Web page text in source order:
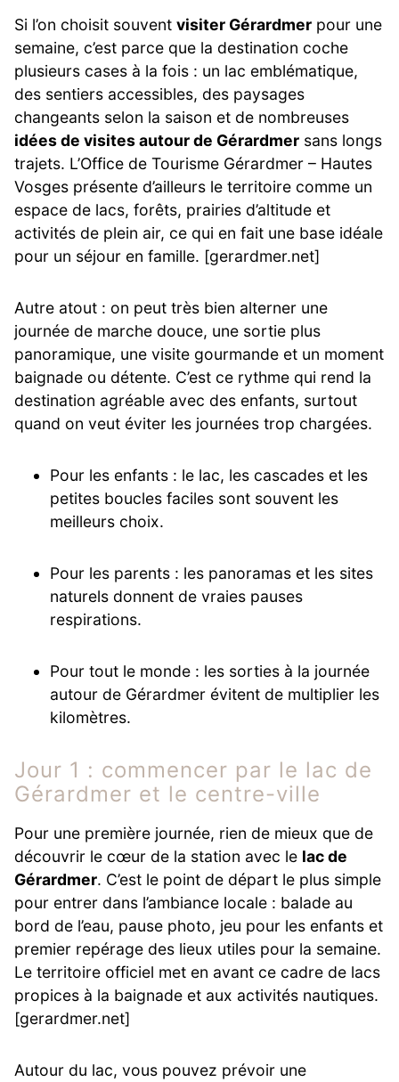
Si l’on choisit souvent visiter Gérardmer pour une
semaine, c’est parce que la destination coche
plusieurs cases à la fois : un lac emblématique,
des sentiers accessibles, des paysages
changeants selon la saison et de nombreuses
idées de visites autour de Gérardmer sans longs
trajets. L’Office de Tourisme Gérardmer – Hautes
Vosges présente d’ailleurs le territoire comme un
espace de lacs, forêts, prairies d’altitude et
activités de plein air, ce qui en fait une base idéale
pour un séjour en famille. [gerardmer.net]
Autre atout : on peut très bien alterner une
journée de marche douce, une sortie plus
panoramique, une visite gourmande et un moment
baignade ou détente. C’est ce rythme qui rend la
destination agréable avec des enfants, surtout
quand on veut éviter les journées trop chargées.
Pour les enfants : le lac, les cascades et les
petites boucles faciles sont souvent les
meilleurs choix.
Pour les parents : les panoramas et les sites
naturels donnent de vraies pauses
respirations.
Pour tout le monde : les sorties à la journée
autour de Gérardmer évitent de multiplier les
kilomètres.
Jour 1 : commencer par le lac de
Gérardmer et le centre-ville
Pour une première journée, rien de mieux que de
découvrir le cœur de la station avec le lac de
Gérardmer. C’est le point de départ le plus simple
pour entrer dans l’ambiance locale : balade au
bord de l’eau, pause photo, jeu pour les enfants et
premier repérage des lieux utiles pour la semaine.
Le territoire officiel met en avant ce cadre de lacs
propices à la baignade et aux activités nautiques.
[gerardmer.net]
Autour du lac, vous pouvez prévoir une